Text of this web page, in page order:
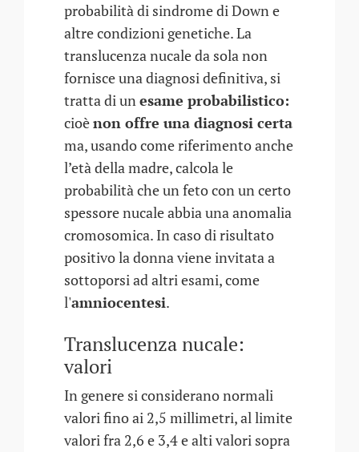
probabilità di sindrome di Down e
altre condizioni genetiche. La
translucenza nucale da sola non
fornisce una diagnosi definitiva, si
tratta di unesame probabilistico:
cioènon offre una diagnosi certa
ma, usando come riferimento anche
l’età della madre, calcola le
probabilità che un feto con un certo
spessore nucale abbia una anomalia
cromosomica. In caso di risultato
positivo la donna viene invitata a
sottoporsi ad altri esami, come
l'amniocentesi.
Translucenza nucale:
valori
In genere si considerano normali
valori fino ai 2,5 millimetri, al limite
valori fra 2,6 e 3,4 e alti valori sopra